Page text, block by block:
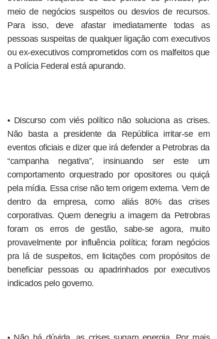
meio de negócios suspeitos ou desvios de recursos.
Para isso, deve afastar imediatamente todas as
pessoas suspeitas de qualquer ligação com executivos
ou ex-executivos comprometidos com os malfeitos que
a Polícia Federal está apurando.
• Discurso com viés político não soluciona as crises.
Não basta a presidente da República irritar-se em
eventos oficiais e dizer que irá defender a Petrobras da
“campanha negativa”, insinuando ser este um
comportamento orquestrado por opositores ou quiçá
pela mídia. Essa crise não tem origem externa. Vem de
dentro da empresa, como aliás 80% das crises
corporativas. Quem denegriu a imagem da Petrobras
foram os erros de gestão, sabe-se agora, muito
provavelmente por influência política; foram negócios
pra lá de suspeitos, em licitações com propósitos de
beneficiar pessoas ou apadrinhados por executivos
indicados pelo governo.